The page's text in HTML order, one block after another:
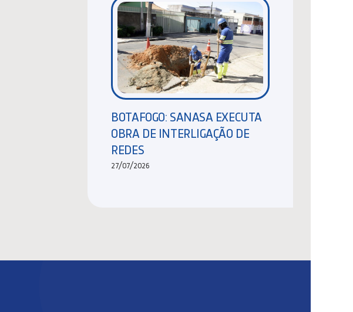
BOTAFOGO: SANASA EXECUTA
OBRA DE INTERLIGAÇÃO DE
REDES
27/07/2026